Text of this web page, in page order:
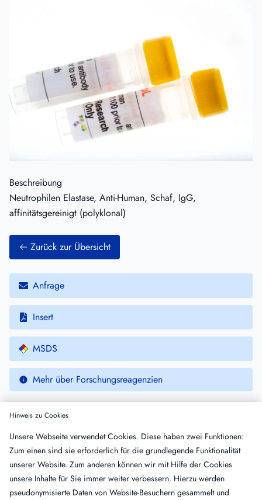
Beschreibung
Neutrophilen Elastase, Anti-Human, Schaf, IgG,
affinitätsgereinigt (polyklonal)
Zurück zur Übersicht
Anfrage
Insert
MSDS
Mehr über Forschungsreagenzien
Weitere Produkte
Name Insert
MSDS
Neutrophilen Elastase, Anti-Human,
Schaf, IgG, gereinigt, Peroxidase-
Hinweis zu Cookies
Unsere Webseite verwendet Cookies. Diese haben zwei Funktionen:
Zum einen sind sie erforderlich für die grundlegende Funktionalität
unserer Website. Zum anderen können wir mit Hilfe der Cookies
unsere Inhalte für Sie immer weiter verbessern. Hierzu werden
pseudonymisierte Daten von Website-Besuchern gesammelt und